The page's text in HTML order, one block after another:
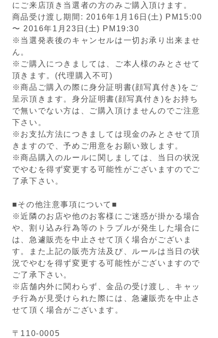
にご来店頂き当選者の方のみご購入頂けます。
商品受け渡し期間: 2016年1月16日(土) PM15:00
〜 2016年1月23日(土) PM19:30
※当選発表後のキャンセルは一切お承り出来ませ
ん。
※ご購入につきましては、ご本人様のみとさせて
頂きます。(代理購入不可)
※商品ご購入の際に身分証明書(顔写真付き)をご
呈示頂きます。身分証明書(顔写真付き)をお持ち
で無いでない方は、ご購入頂けませんのでご注意
下さい。
※お支払方法につきましては現金のみとさせて頂
きますので、予めご用意をお願い致します。
※商品購入のルールに関しましては、当日の状況
でやむを得ず変更する可能性がございますのでご
了承下さい。
■その他注意事項について■
※近隣のお店や他のお客様にご迷惑が掛かる場合
や、割り込み行為等のトラブルが発生した場合に
は、急遽販売を中止させて頂く場合がございま
す。また上記の販売方法及び、ルールは当日の状
況でやむを得ず変更する可能性がございますので
ご了承下さい。
※店舗内外に関わらず、金品の受け渡し、キャッ
チ行為が見受けられた際には、急遽販売を中止さ
せて頂く場合がございます。
〒110-0005